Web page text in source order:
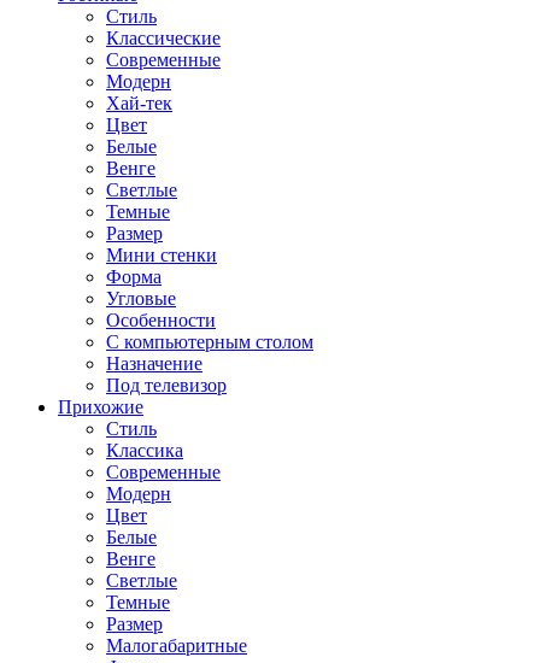
Стиль
Классические
Современные
Модерн
Хай-тек
Цвет
Белые
Венге
Светлые
Темные
Размер
Мини стенки
Форма
Угловые
Особенности
С компьютерным столом
Назначение
Под телевизор
Прихожие
Стиль
Классика
Современные
Модерн
Цвет
Белые
Венге
Светлые
Темные
Размер
Малогабаритные